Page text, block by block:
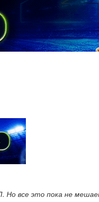
все это пока не